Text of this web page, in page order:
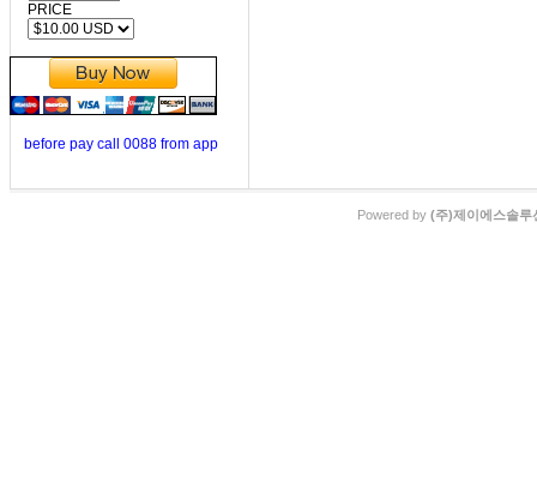
PRICE
before pay call 0088 from app
Powered by (주)제이에스솔루